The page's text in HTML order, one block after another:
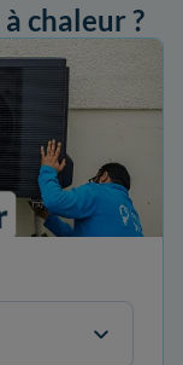
chaleur ?